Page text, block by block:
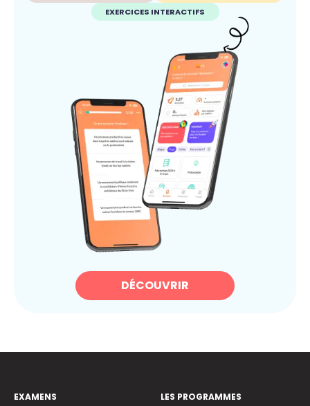
EXERCICES INTERACTIFS
DÉCOUVRIR
EXAMENS
LES PROGRAMMES